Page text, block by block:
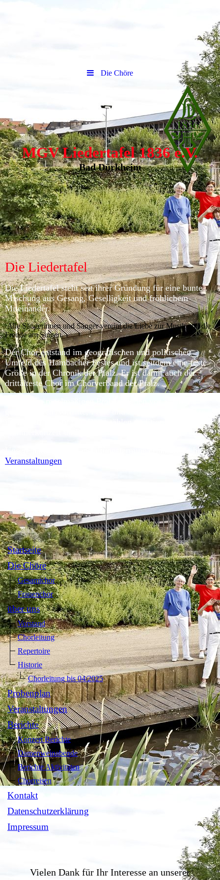
Die Chöre
MGV Liedertafel 1836 e.V.
Bad Dürkheim
Die Liedertafel
Die Liedertafel steht seit ihrer Gründung für eine bunte
Mischung aus Gesang, Geselligkeit und fröhlichem
Miteinander.
Alle Sängerinnen und Sänger vereint die Liebe zur Musik und die
Freude am Singen.
Der Chor entstand im geografischen und politischen
Umfeld des Hambacher Festes und ist seitdem eine feste
Größe in der Chronik der Pfalz. Er ist damit auch der
drittälteste Chor im Chorverband der Pfalz.
im Liedertafeljahr dar. Dazu zählen traditionsgemäß das
Unsere aktuellen Veranstaltungstermine erfahren sie hier:
Veranstaltungen
Startseite
Die Chöre
Gesamtchor
Frauenchor
über uns
Vorstand
Chorleitung
Repertoire
Historie
Chorleitung bis 04/2025
Probenplan
Veranstaltungen
Berichte
Konzert Berichte
Damenweinabende
Berichte Aktivitäten
Chorreisen
Kontakt
Datenschutzerklärung
Impressum
Vielen Dank für Ihr Interesse an unserer